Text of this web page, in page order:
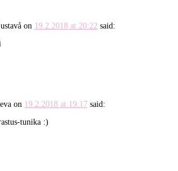
on 19.2.2018 at 20:22 said:
on 19.2.2018 at 19:17 said:
tunika :)